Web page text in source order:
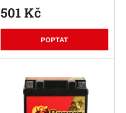
501 Kč
POPTAT